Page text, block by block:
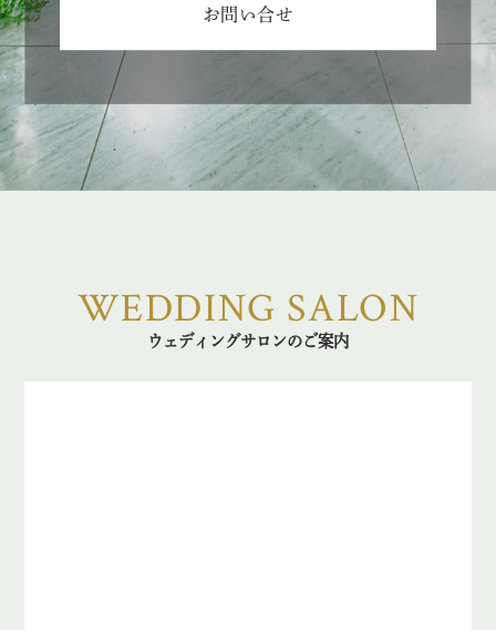
お問い合せ
WEDDING SALON
ウェディングサロンのご案内